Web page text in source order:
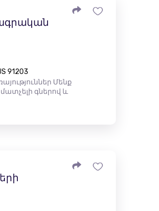
91203
Մենք
գներով և